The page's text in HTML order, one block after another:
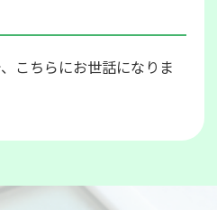
こちらにお世話になりま